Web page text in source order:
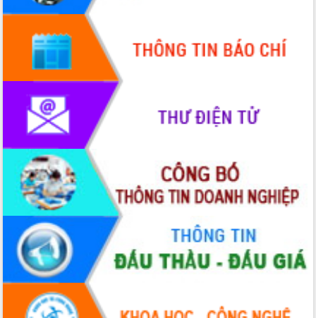
Bầu cử Quốc hội và HĐND: Cử tri Đắk
Lắk gửi gắm niềm tin, kỳ vọng vào lá
phiếu
Đắk Lắk sẵn sàng các điều kiện cho
Ngày hội bầu cử đại biểu Quốc hội
khóa XVI và HĐND các cấp nhiệm kỳ
2026-2031
Đảm bảo cuộc bầu cử đại biểu Quốc
hội và đại biểu HĐND các cấp diễn ra
an toàn, hiệu quả, đúng quy định
Thủ tướng Chính phủ Phạm Minh Chính
kiểm tra, chỉ đạo hoàn thành các dự
án cao tốc và thăm khu tái định cư tại
Đắk Lắk
Sôi nổi Hội đua ngựa truyền thống Gò
Thì Thùng mừng Xuân Bính Ngọ 2026
Lãnh đạo tỉnh dâng hương tưởng niệm
tại Đập Đồng Cam đầu Xuân Bính Ngọ
Ngành nông nghiệp phấn đấu tăng
trưởng đạt 5,86% trong năm 2026
UBND tỉnh Đắk Lắk triển khai công tác